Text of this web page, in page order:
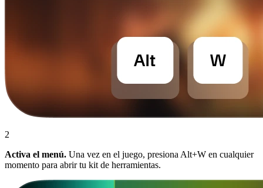
2
Activa el menú. Una vez en el juego, presiona Alt+W en cualquier
momento para abrir tu kit de herramientas.